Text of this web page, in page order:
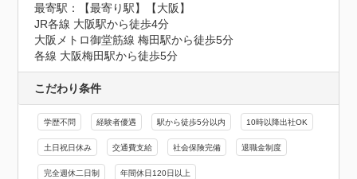
最寄駅：【最寄り駅】【大阪】
JR各線 大阪駅から徒歩4分
大阪メトロ御堂筋線 梅田駅から徒歩5分
各線 大阪梅田駅から徒歩5分
こだわり条件
学歴不問 経験者優遇 駅から徒歩5分以内 10時以降出社OK
土日祝日休み 交通費支給 社会保険完備 退職金制度
完全週休二日制 年間休日120日以上